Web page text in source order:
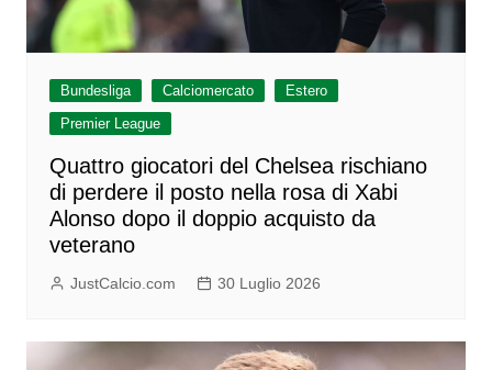
Bundesliga Calciomercato
Estero
Premier League
Quattro giocatori del Chelsea rischiano
di perdere il posto nella rosa di Xabi
Alonso dopo il doppio acquisto da
veterano
JustCalcio.com 30 Luglio 2026